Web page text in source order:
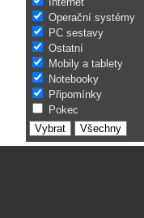
Operační systémy
PC sestavy
Ostatní
Mobily a tablety
Notebooky
Připomínky
Pokec